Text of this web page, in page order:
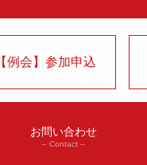
【例会】参加申込
お問い合わせ
– Contact –